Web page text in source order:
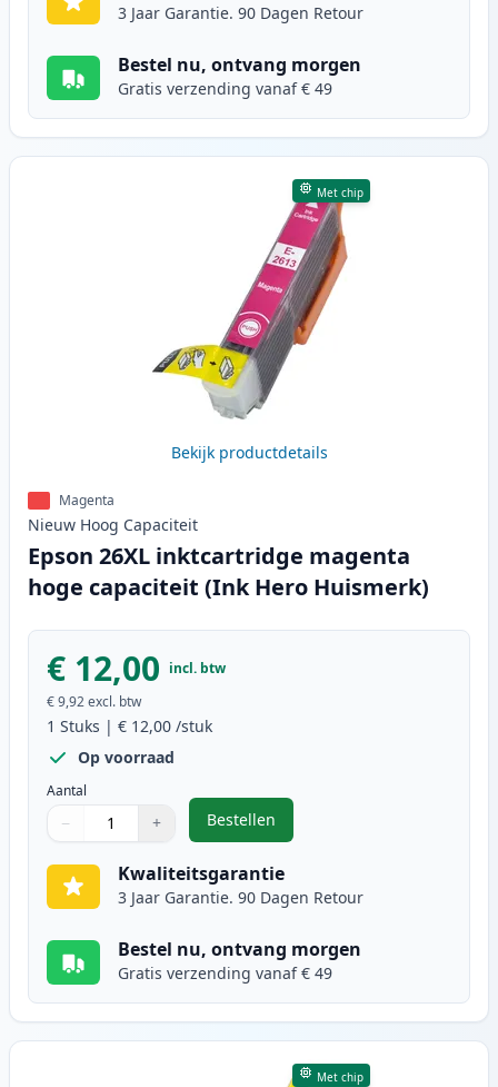
3 Jaar Garantie. 90 Dagen Retour
Bestel nu, ontvang morgen
Gratis verzending vanaf € 49
Met chip
Bekijk productdetails
Magenta
Nieuw Hoog Capaciteit
Epson 26XL inktcartridge magenta
hoge capaciteit (Ink Hero Huismerk)
€ 12,00 incl. btw
€ 9,92excl. btw
1 Stuks | € 12,00 /stuk
Op voorraad
Aantal
Gebruik de knoppen om aan te passen
− +
1
Bestellen
,Epson 26XL inktcartridge
Kwaliteitsgarantie
3 Jaar Garantie. 90 Dagen Retour
Bestel nu, ontvang morgen
Gratis verzending vanaf € 49
Met chip